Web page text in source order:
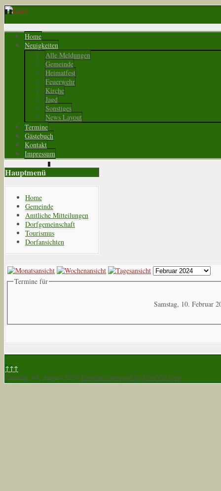
Home
Neuigkeiten
Alle Meldungen
Gemeinde
Heimatfest
Feuerwehr
Kirche
Jagd
Sonstiges
News Layout
Termine
Gästebuch
Kontakt
Impressum
Hauptmenü
Home
Gemeinde
Amtliche Mitteilungen
Dorfgemeinschaft
Tourismus
Dorfansichten
Termine für
Samstag, 10. Februar
↑↑↑
Samstag, 08. August 2026 Template designed by LernVid.com